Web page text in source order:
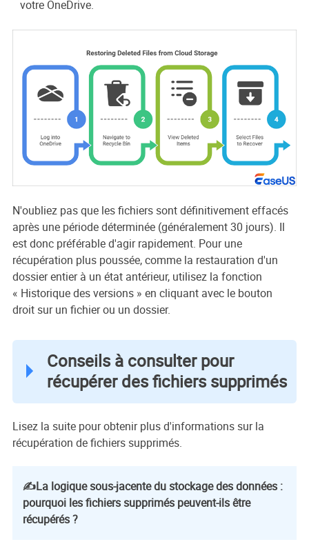
votre OneDrive.
N'oubliez pas que les fichiers sont définitivement effacés
après une période déterminée (généralement 30 jours). Il
est donc préférable d'agir rapidement. Pour une
récupération plus poussée, comme la restauration d'un
dossier entier à un état antérieur, utilisez la fonction
« Historique des versions » en cliquant avec le bouton
droit sur un fichier ou un dossier.
Conseils à consulter pour
récupérer des fichiers supprimés
Lisez la suite pour obtenir plus d'informations sur la
récupération de fichiers supprimés.
✍️La logique sous-jacente du stockage des données :
pourquoi les fichiers supprimés peuvent-ils être
récupérés ?